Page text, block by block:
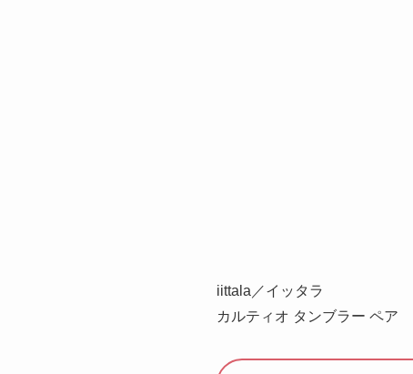
iittala／イッタラ
カルティオ タンブラー ペア